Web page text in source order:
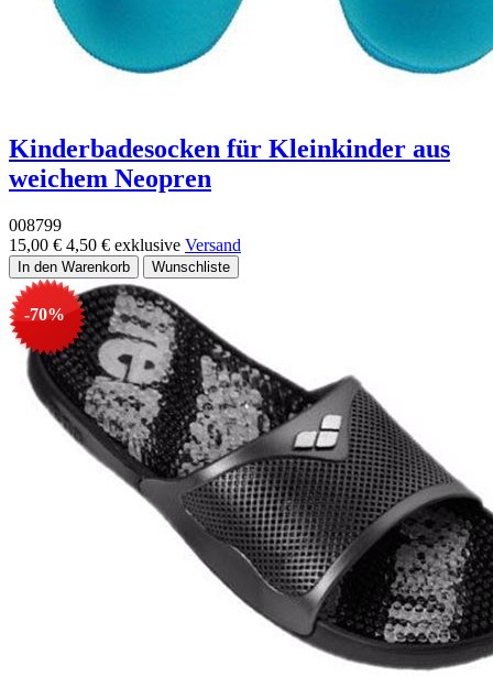
Kinderbadesocken für Kleinkinder aus
weichem Neopren
008799
15,00 € 4,50 € exklusive Versand
-70%